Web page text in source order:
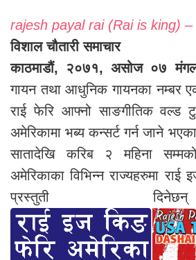
rajesh payal rai (Rai is king)
विशाल चौतारी समाचार
काठमाडौं, २०७१, असोज ०७
गायन तथा आधुनिक गायनका नम्बर
राई फेरि आफ्नो साङगीतिक वल्ड
अमेरिकामा भब्य कन्सर्ट गर्न जाने
सातादेखि करिब २ महिना
अमेरिकाका विभिन्न राज्यहरुमा
प्रस्तुती